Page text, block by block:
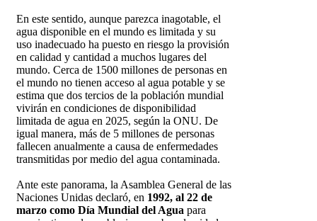
En este sentido, aunque parezca inagotable, el
agua disponible en el mundo es limitada y su
uso inadecuado ha puesto en riesgo la provisión
en calidad y cantidad a muchos lugares del
mundo. Cerca de 1500 millones de personas en
el mundo no tienen acceso al agua potable y se
estima que dos tercios de la población mundial
vivirán en condiciones de disponibilidad
limitada de agua en 2025, según la ONU. De
igual manera, más de 5 millones de personas
fallecen anualmente a causa de enfermedades
transmitidas por medio del agua contaminada.
Ante este panorama, la Asamblea General de las
Naciones Unidas declaró, en 1992, al 22 de
marzo como Día Mundial del Agua para